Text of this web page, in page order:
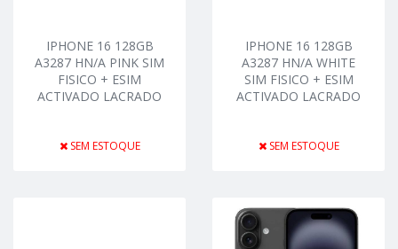
IPHONE 16 128GB
A3287 HN/A PINK SIM
FISICO + ESIM
ACTIVADO LACRADO
SEM ESTOQUE
IPHONE 16 128GB
A3287 HN/A WHITE
SIM FISICO + ESIM
ACTIVADO LACRADO
SEM ESTOQUE